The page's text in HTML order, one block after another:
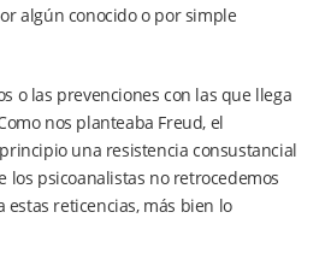
algún conocido o por simple
o las prevenciones con las que llega
nos planteaba Freud, el
una resistencia consustancial
los psicoanalistas no retrocedemos
estas reticencias, más bien lo